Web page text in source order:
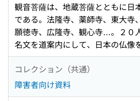
観音菩薩は、地蔵菩薩とともに日
である。法隆寺、薬師寺、東大寺
願徳寺、広隆寺、観心寺…。２０
名文を道案内にして、日本の仏像
コレクション（共通）
障害者向け資料